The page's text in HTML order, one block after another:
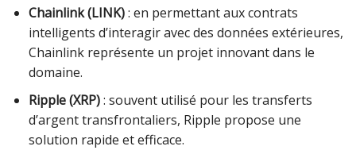
Chainlink (LINK): en permettant aux contrats
intelligents d’interagir avec des données extérieures,
Chainlink représente un projet innovant dans le
domaine.
Ripple (XRP): souvent utilisé pour les transferts
d’argent transfrontaliers, Ripple propose une
solution rapide et efficace.